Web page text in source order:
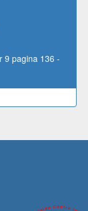
9 pagina 136 -